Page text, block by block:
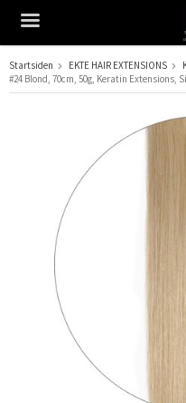
Produktet har blitt
Startsiden EKTE HAIR EXTENSIONS
#24 Blond, 70cm, 50g, Keratin Extensions,